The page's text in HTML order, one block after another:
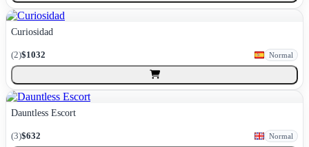
Curiosidad
(2)$1032 Normal
Dauntless Escort
(3)$632 Normal